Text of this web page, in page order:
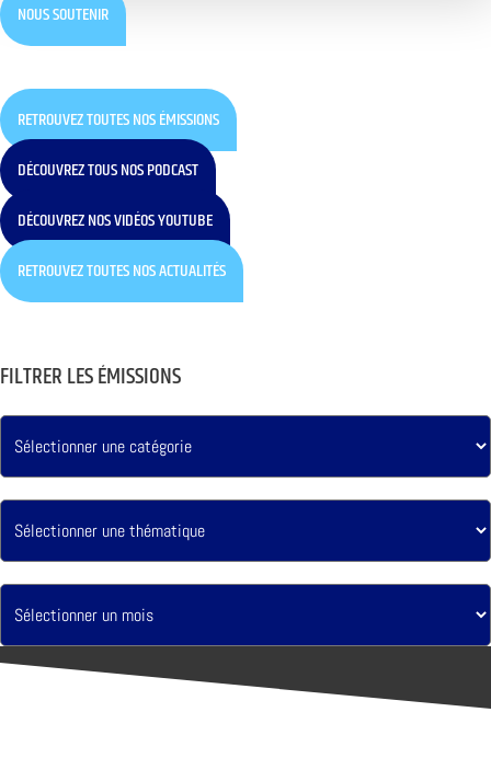
NOUS SOUTENIR
RETROUVEZ TOUTES NOS ÉMISSIONS
DÉCOUVREZ TOUS NOS PODCAST
DÉCOUVREZ NOS VIDÉOS YOUTUBE
RETROUVEZ TOUTES NOS ACTUALITÉS
FILTRER LES ÉMISSIONS